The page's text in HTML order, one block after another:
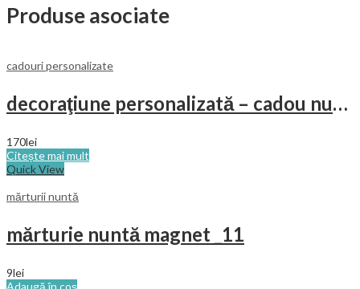
Produse asociate
cadouri personalizate
decoraţiune personalizată – cadou nuntă
170lei
Citește mai mult
Quick View
mărturii nuntă
mărturie nuntă magnet _11
9lei
Adaugă în coș